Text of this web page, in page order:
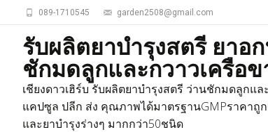
089-1710545 garden2508@gmail.com
รับผลิตยาบำรุงสตรี ยาอ
ชักมดลูกและกวาวเครือข
เชียงดาวเฮิร์บ รับผลิตยาบำรุงสตรี ว่านชักมดลูกแ
แคปซูล ปลีก ส่ง คุณภาพได้มาตรฐานGMPราคาถูก
และยาบำรุงร่างๆ มากกว่า50ชนิด